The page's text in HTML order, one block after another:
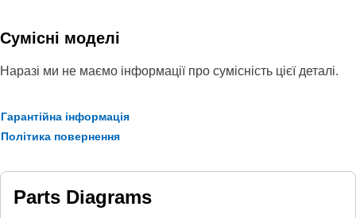
Сумісні моделі
Наразі ми не маємо інформації про сумісність цієї деталі.
Гарантійна інформація
Політика повернення
Parts Diagrams